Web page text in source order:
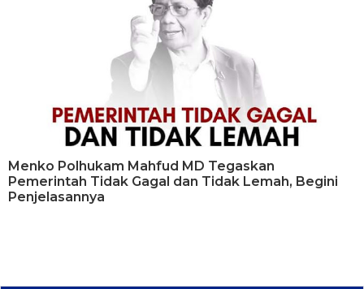
Menko Polhukam Mahfud MD Tegaskan
Pemerintah Tidak Gagal dan Tidak Lemah, Begini
Penjelasannya